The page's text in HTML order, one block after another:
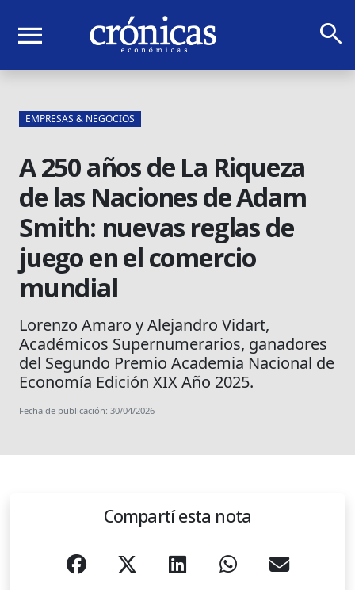
menu search
EMPRESAS & NEGOCIOS
A 250 años de La Riqueza
de las Naciones de Adam
Smith: nuevas reglas de
juego en el comercio
mundial
Lorenzo Amaro y Alejandro Vidart,
Académicos Supernumerarios, ganadores
del Segundo Premio Academia Nacional de
Economía Edición XIX Año 2025.
Fecha de publicación: 30/04/2026
Compartí esta nota